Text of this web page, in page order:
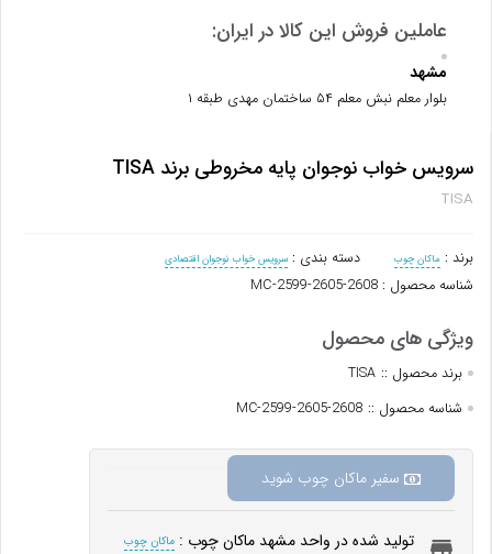
سرویس خواب نوجوان پایه مخروطی برند TISA
TISA
برند : ماکان چوب دسته بندی : سرویس خواب نوجوان اقتصادی
شناسه محصول : MC-2599-2605-2608
برند محصول :: TISA
شناسه محصول :: MC-2599-2605-2608
سفیر ماکان چوب شوید
تولید شده در واحد مشهد ماکان چوب : ماکان چوب
مشهد
بلوار معلم نبش معلم ۵۴ ساختمان مهدی طبقه ۱